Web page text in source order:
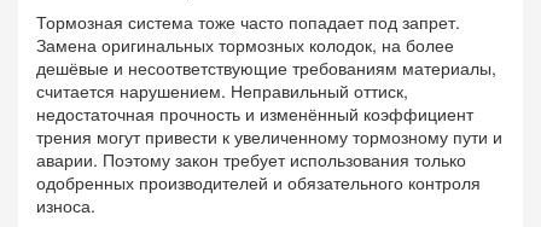
Тормозная система тоже часто попадает под запрет.
Замена оригинальных тормозных колодок, на более
дешёвые и несоответствующие требованиям материалы,
считается нарушением. Неправильный оттиск,
недостаточная прочность и изменённый коэффициент
трения могут привести к увеличенному тормозному пути и
аварии. Поэтому закон требует использования только
одобренных производителей и обязательного контроля
износа.